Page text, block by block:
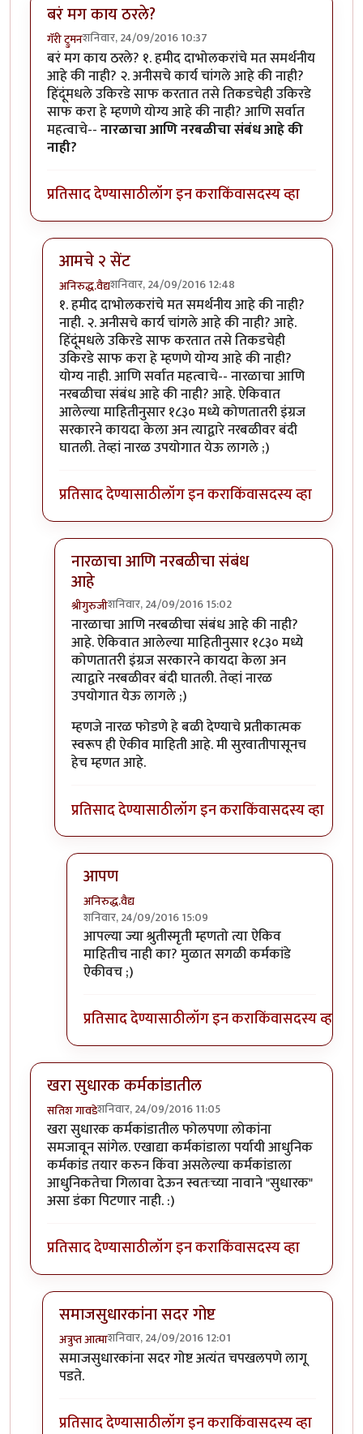
बरं मग काय ठरले?
गॅरी ट्रुमनशनिवार, 24/09/2016 10:37
बरं मग काय ठरले? १. हमीद दाभोलकरांचे मत समर्थनीय
आहे की नाही? २. अनीसचे कार्य चांगले आहे की नाही?
हिंदूंमधले उकिरडे साफ करतात तसे तिकडचेही उकिरडे
साफ करा हे म्हणणे योग्य आहे की नाही? आणि सर्वात
महत्वाचे--नारळाचा आणि नरबळीचा संबंध आहे की
नाही?
प्रतिसाद देण्यासाठीलॉग इन कराकिंवासदस्य व्हा
आमचे २ सेंट
अनिरुद्ध.वैद्यशनिवार, 24/09/2016 12:48
In reply toबरं मग काय ठरले?byगॅरी ट्रुमन
१. हमीद दाभोलकरांचे मत समर्थनीय आहे की नाही?
नाही. २. अनीसचे कार्य चांगले आहे की नाही? आहे.
हिंदूंमधले उकिरडे साफ करतात तसे तिकडचेही
उकिरडे साफ करा हे म्हणणे योग्य आहे की नाही?
योग्य नाही. आणि सर्वात महत्वाचे-- नारळाचा आणि
नरबळीचा संबंध आहे की नाही? आहे. ऐकिवात
आलेल्या माहितीनुसार १८३० मध्ये कोणतातरी इंग्रज
सरकारने कायदा केला अन त्याद्वारे नरबळीवर बंदी
घातली. तेव्हां नारळ उपयोगात येऊ लागले ;)
प्रतिसाद देण्यासाठीलॉग इन कराकिंवासदस्य व्हा
नारळाचा आणि नरबळीचा संबंध
आहे
श्रीगुरुजीशनिवार, 24/09/2016 15:02
In reply toआमचे २ सेंटbyअनिरुद्ध.वैद्य
नारळाचा आणि नरबळीचा संबंध आहे की नाही?
आहे. ऐकिवात आलेल्या माहितीनुसार १८३० मध्ये
कोणतातरी इंग्रज सरकारने कायदा केला अन
त्याद्वारे नरबळीवर बंदी घातली. तेव्हां नारळ
उपयोगात येऊ लागले ;)
म्हणजे नारळ फोडणे हे बळी देण्याचे प्रतीकात्मक
स्वरूप ही ऐकीव माहिती आहे. मी सुरवातीपासूनच
हेच म्हणत आहे.
प्रतिसाद देण्यासाठीलॉग इन कराकिंवासदस्य व्हा
आपण
अनिरुद्ध.वैद्य
शनिवार, 24/09/2016 15:09
In reply toनारळाचा आणि नरबळीचा संबंध आहे
आपल्या ज्या श्रुतीस्मृती म्हणतो त्या ऐकिव
माहितीच नाही का? मुळात सगळी कर्मकांडे
ऐकीवच ;)
प्रतिसाद देण्यासाठीलॉग इन कराकिंवासदस्य व्हा
खरा सुधारक कर्मकांडातील
सतिश गावडेशनिवार, 24/09/2016 11:05
खरा सुधारक कर्मकांडातील फोलपणा लोकांना
समजावून सांगेल. एखाद्या कर्मकांडाला पर्यायी आधुनिक
कर्मकांड तयार करुन किंवा असलेल्या कर्मकांडाला
आधुनिकतेचा गिलावा देऊन स्वतःच्या नावाने "सुधारक"
असा डंका पिटणार नाही. :)
प्रतिसाद देण्यासाठीलॉग इन कराकिंवासदस्य व्हा
समाजसुधारकांना सदर गोष्ट
अत्रुप्त आत्माशनिवार, 24/09/2016 12:01
In reply toखरा सुधारक कर्मकांडातीलbyसतिश गावडे
समाजसुधारकांना सदर गोष्ट अत्यंत चपखलपणे लागू
पडते.
प्रतिसाद देण्यासाठीलॉग इन कराकिंवासदस्य व्हा